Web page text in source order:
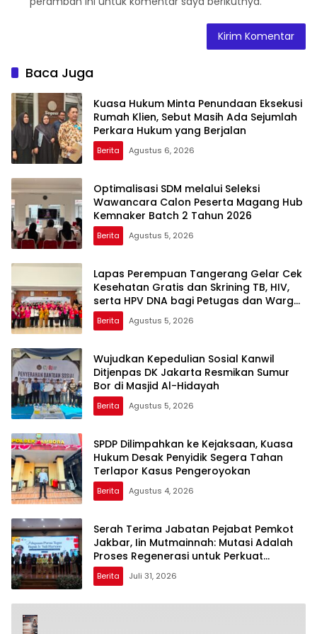
Baca Juga
Kuasa Hukum Minta Penundaan Eksekusi
Rumah Klien, Sebut Masih Ada Sejumlah
Perkara Hukum yang Berjalan
Berita Agustus 6, 2026
Optimalisasi SDM melalui Seleksi
Wawancara Calon Peserta Magang Hub
Kemnaker Batch 2 Tahun 2026
Berita Agustus 5, 2026
Lapas Perempuan Tangerang Gelar Cek
Kesehatan Gratis dan Skrining TB, HIV,
serta HPV DNA bagi Petugas dan Warga
Binaan
Berita Agustus 5, 2026
Wujudkan Kepedulian Sosial Kanwil
Ditjenpas DK Jakarta Resmikan Sumur
Bor di Masjid Al-Hidayah
Berita Agustus 5, 2026
SPDP Dilimpahkan ke Kejaksaan, Kuasa
Hukum Desak Penyidik Segera Tahan
Terlapor Kasus Pengeroyokan
Berita Agustus 4, 2026
Serah Terima Jabatan Pejabat Pemkot
Jakbar, Iin Mutmainnah: Mutasi Adalah
Proses Regenerasi untuk Perkuat
Pelayanan Publik
Berita Juli 31, 2026